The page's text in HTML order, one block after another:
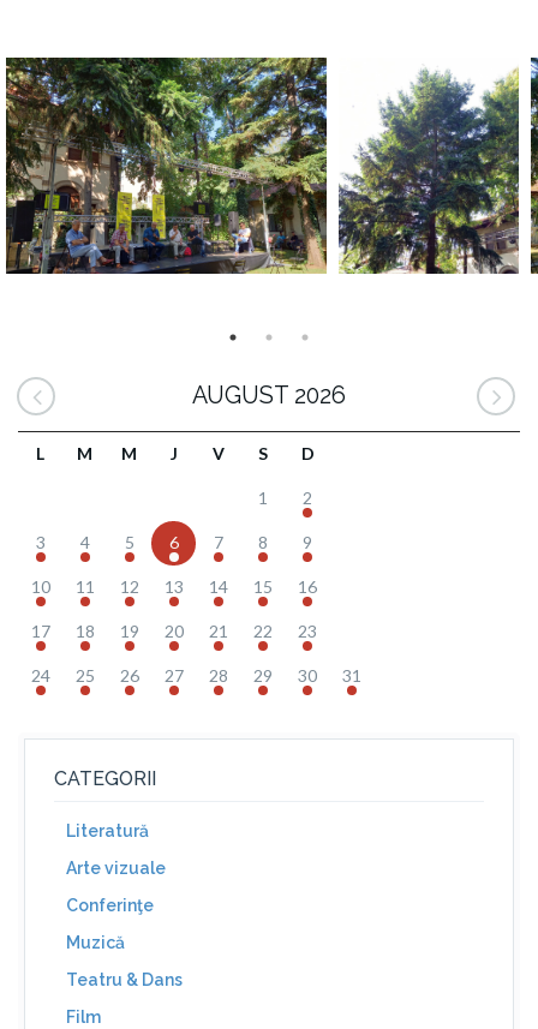
AUGUST 2026
L M M J V S D
1 2
3 4 5 6 7 8 9
10 11 12 13 14 15 16
17 18 19 20 21 22 23
24 25 26 27 28 29 30 31
CATEGORII
Literatură
Arte vizuale
Conferinţe
Muzică
Teatru & Dans
Film